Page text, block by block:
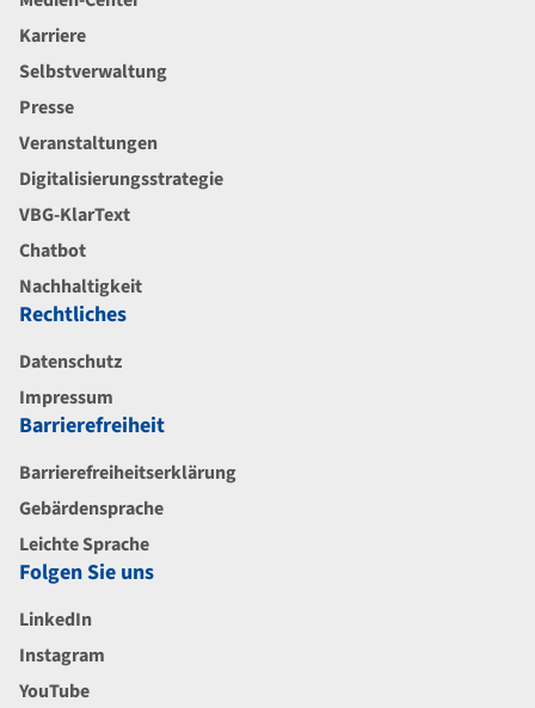
Karriere
Selbstverwaltung
Presse
Veranstaltungen
Digitalisierungsstrategie
VBG-KlarText
Chatbot
Nachhaltigkeit
Rechtliches
Datenschutz
Impressum
Barrierefreiheit
Barrierefreiheitserklärung
Gebärdensprache
Leichte Sprache
Folgen Sie uns
LinkedIn
Instagram
YouTube